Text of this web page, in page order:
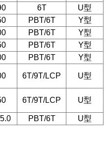
6T U型
PBT/6T
Y型
PBT/6T
Y型
PBT/6T
Y型
PBT/6T
Y型
6T/9T/LCP U型
6T/9T/LCP U型
PBT/6T U型